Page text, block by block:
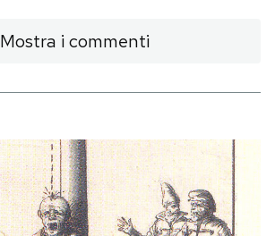
Mostra i commenti